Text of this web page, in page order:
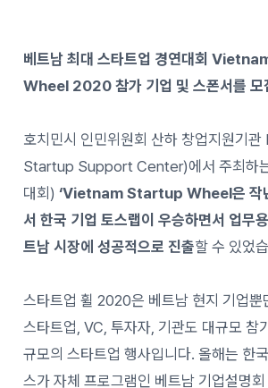
베트남 최대 스타트업 경연대회
Wheel 2020 참가 기업 및 스폰서를 모
호치민시 인민위원회 산하 창업지원기
Startup Support Center)에서 주최하
대회)‘Vietnam Startup Wheel은 작
서 한국 기업 토스랩이 우승하면서 업무
트남 시장에 성공적으로 진출할 수 있었
스타트업 휠 2020은 베트남 현지 기업뿐
스타트업, VC, 투자자, 기관도 대규모 참
규모의 스타트업 행사입니다. 올해는 한
스가 자체 프로그램인 베트남 기업설명